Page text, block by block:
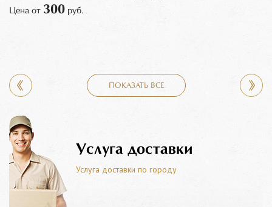
Цена от 300 руб.
ПОКАЗАТЬ ВСЕ
Услуга доставки
Услуга доставки по городу